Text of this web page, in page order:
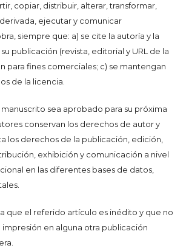
copiar, distribuir, alterar, transformar,
ejecutar y comunicar
siempre que: a) se cite la autoría y la
publicación (revista, editorial y URL de la
para fines comerciales; c) se mantengan
de la licencia.
sea aprobado para su próxima
conservan los derechos de autor y
los derechos de la publicación, edición,
exhibición y comunicación a nivel
en las diferentes bases de datos,
que el referido artículo es inédito y que no
impresión en alguna otra publicación